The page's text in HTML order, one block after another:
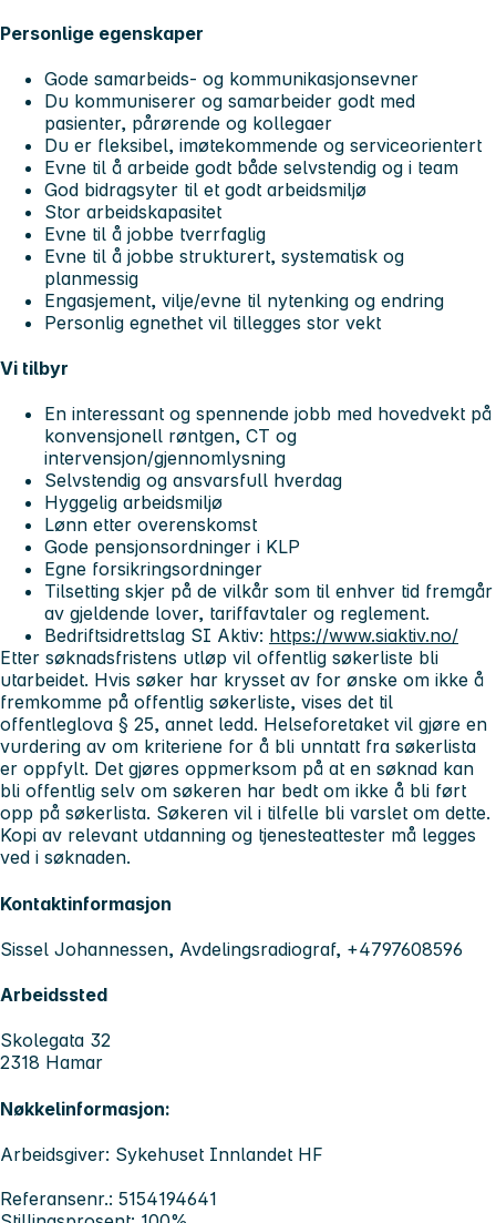
Personlige egenskaper
Gode samarbeids- og kommunikasjonsevner
Du kommuniserer og samarbeider godt med
pasienter, pårørende og kollegaer
Du er fleksibel, imøtekommende og serviceorientert
Evne til å arbeide godt både selvstendig og i team
God bidragsyter til et godt arbeidsmiljø
Stor arbeidskapasitet
Evne til å jobbe tverrfaglig
Evne til å jobbe strukturert, systematisk og
planmessig
Engasjement, vilje/evne til nytenking og endring
Personlig egnethet vil tillegges stor vekt
Vi tilbyr
En interessant og spennende jobb med hovedvekt på
konvensjonell røntgen, CT og
intervensjon/gjennomlysning
Selvstendig og ansvarsfull hverdag
Hyggelig arbeidsmiljø
Lønn etter overenskomst
Gode pensjonsordninger i KLP
Egne forsikringsordninger
Tilsetting skjer på de vilkår som til enhver tid fremgår
av gjeldende lover, tariffavtaler og reglement.
Bedriftsidrettslag SI Aktiv: https://www.siaktiv.no/
Etter søknadsfristens utløp vil offentlig søkerliste bli
utarbeidet. Hvis søker har krysset av for ønske om ikke å
fremkomme på offentlig søkerliste, vises det til
offentleglova § 25, annet ledd. Helseforetaket vil gjøre en
vurdering av om kriteriene for å bli unntatt fra søkerlista
er oppfylt. Det gjøres oppmerksom på at en søknad kan
bli offentlig selv om søkeren har bedt om ikke å bli ført
opp på søkerlista. Søkeren vil i tilfelle bli varslet om dette.
Kopi av relevant utdanning og tjenesteattester må legges
ved i søknaden.
Kontaktinformasjon
Sissel Johannessen, Avdelingsradiograf, +4797608596
Arbeidssted
Skolegata 32
2318 Hamar
Nøkkelinformasjon:
Arbeidsgiver: Sykehuset Innlandet HF
Referansenr.: 5154194641